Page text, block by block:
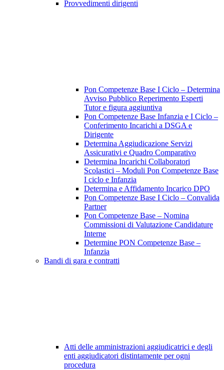
Provvedimenti dirigenti
Pon Competenze Base I Ciclo – Determina
Avviso Pubblico Reperimento Esperti
Tutor e figura aggiuntiva
Pon Competenze Base Infanzia e I Ciclo –
Conferimento Incarichi a DSGA e
Dirigente
Determina Aggiudicazione Servizi
Assicurativi e Quadro Comparativo
Determina Incarichi Collaboratori
Scolastici – Moduli Pon Competenze Base
I ciclo e Infanzia
Determina e Affidamento Incarico DPO
Pon Competenze Base I Ciclo – Convalida
Partner
Pon Competenze Base – Nomina
Commissioni di Valutazione Candidature
Interne
Determine PON Competenze Base –
Infanzia
Bandi di gara e contratti
Atti delle amministrazioni aggiudicatrici e degli
enti aggiudicatori distintamente per ogni
procedura